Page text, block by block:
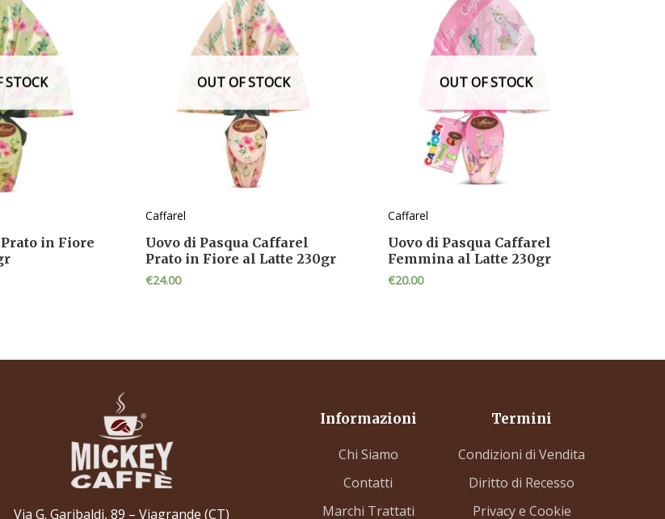
STOCK
in Fiore
OUT OF STOCK
Caffarel
Uovo di Pasqua Caffarel
Prato in Fiore al Latte 230gr
€24.00
OUT OF STOCK
Caffarel
Uovo di Pasqua Caffarel
Femmina al Latte 230gr
€20.00
Via G. Garibaldi, 89 – Viagrande (CT)
Informazioni
Chi Siamo
Contatti
Marchi Trattati
Termini
Condizioni di Vendita
Diritto di Recesso
Privacy e Cookie